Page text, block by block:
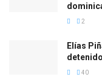
2
Elías
40